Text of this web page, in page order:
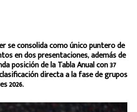
se consolida como único puntero de
en dos presentaciones, además de
posición de la Tabla Anual con 37
directa a la fase de grupos
2026.